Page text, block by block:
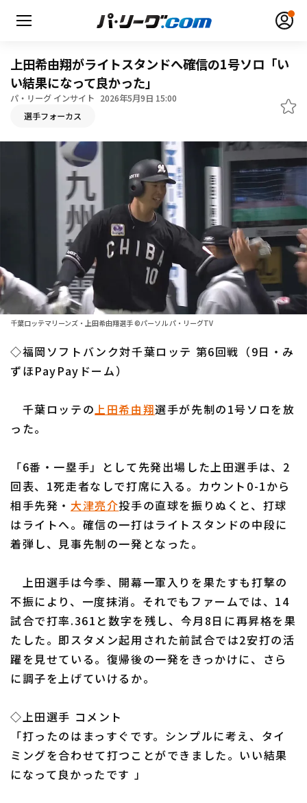
日程・結果
順位表･成績
1軍公式戦
ファーム東地区
ファーム西地区
選手名鑑
選手名鑑トップ
北海道日本ハムファイターズ
東北楽天ゴールデンイーグルス
埼玉西武ライオンズ
オリックス・バファローズ
福岡ソフトバンクホークス
ニュース
設定
運営会社（別ウィンドウで開く） よくある質問
特定商取引法の表示
上田希由翔がライトスタンドへ確信の1号ソロ「い
い結果になって良かった」
パ・リーグ インサイト 2026年5月9日 15:00
選手フォーカス
千葉ロッテマリーンズ・上田希由翔選手 ©パーソル パ・リーグTV
◇福岡ソフトバンク対千葉ロッテ 第6回戦（9日・み
ずほPayPayドーム）
千葉ロッテの上田希由翔選手が先制の1号ソロを放
った。
「6番・一塁手」として先発出場した上田選手は、2
回表、1死走者なしで打席に入る。カウント0-1から
相手先発・ 大津亮介投手の直球を振りぬくと、打球
はライトへ。確信の一打はライトスタンドの中段に
着弾し、見事先制の一発となった。
上田選手は今季、開幕一軍入りを果たすも打撃の
不振により、一度抹消。それでもファームでは、14
試合で打率.361と数字を残し、今月8日に再昇格を果
たした。即スタメン起用された前試合では2安打の活
躍を見せている。復帰後の一発をきっかけに、さら
に調子を上げていけるか。
◇上田選手 コメント
「打ったのはまっすぐです。シンプルに考え、タイ
ミングを合わせて打つことができました。いい結果
になって良かったです 」